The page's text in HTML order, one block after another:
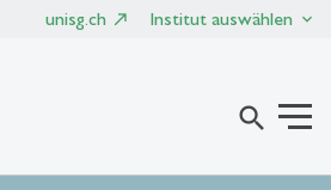
unisg.ch Institut auswählen
search